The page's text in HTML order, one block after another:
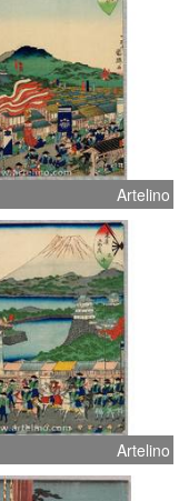
Artelino
Artelino